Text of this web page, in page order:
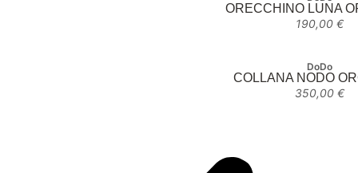
ORECCHINO LUNA
190,00 €
DoDo
COLLANA NODO
350,00 €